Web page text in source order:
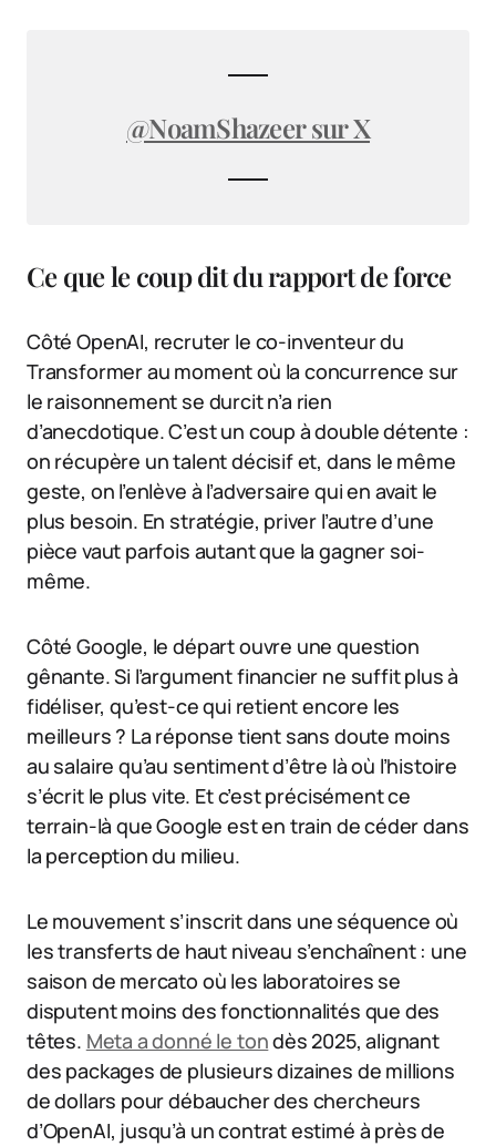
@NoamShazeer sur X
Ce que le coup dit du rapport de force
Côté OpenAI, recruter le co-inventeur du
Transformer au moment où la concurrence sur
le raisonnement se durcit n’a rien
d’anecdotique. C’est un coup à double détente :
on récupère un talent décisif et, dans le même
geste, on l’enlève à l’adversaire qui en avait le
plus besoin. En stratégie, priver l’autre d’une
pièce vaut parfois autant que la gagner soi-
même.
Côté Google, le départ ouvre une question
gênante. Si l’argument financier ne suffit plus à
fidéliser, qu’est-ce qui retient encore les
meilleurs ? La réponse tient sans doute moins
au salaire qu’au sentiment d’être là où l’histoire
s’écrit le plus vite. Et c’est précisément ce
terrain-là que Google est en train de céder dans
la perception du milieu.
Le mouvement s’inscrit dans une séquence où
les transferts de haut niveau s’enchaînent : une
saison de mercato où les laboratoires se
disputent moins des fonctionnalités que des
têtes. Meta a donné le tondès 2025, alignant
des packages de plusieurs dizaines de millions
de dollars pour débaucher des chercheurs
d’OpenAI, jusqu’à un contrat estimé à près de